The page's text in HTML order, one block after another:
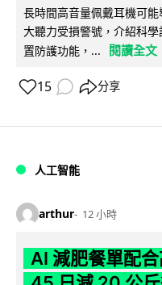
長時間高音量佩戴耳機可
大聽力受損警號，介紹科
置防護功能，...
閱讀全文
15 分享
人工智能
arthur 12 小時
AI 減肥餐單配